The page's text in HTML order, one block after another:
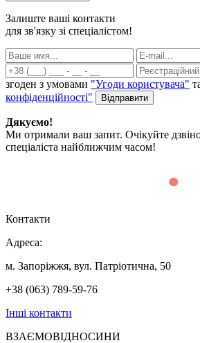
Залиште ваші контакти
для зв'язку зі спеціалістом!
згоден з умовами "Угоди користувача"
конфіденційності"
Дякуємо!
Ми отримали ваш запит. Очікуйте
спеціаліста найближчим часом!
Контакти
Адреса:
м. Запоріжжя, вул. Патріотична, 50
+38 (063) 789-59-76
Інші контакти
ВЗАЄМОВІДНОСИНИ